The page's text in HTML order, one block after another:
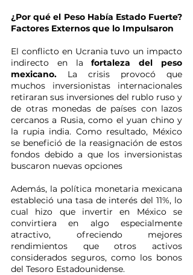
¿Por qué el Peso Había Estado Fuerte?
Factores Externos que lo Impulsaron
El conflicto en Ucrania tuvo un impacto
indirecto en la fortaleza del peso
mexicano. La crisis provocó que
muchos inversionistas internacionales
retiraran sus inversiones del rublo ruso y
de otras monedas de países con lazos
cercanos a Rusia, como el yuan chino y
la rupia india. Como resultado, México
se benefició de la reasignación de estos
fondos debido a que los inversionistas
buscaron nuevas opciones
Además, la política monetaria mexicana
estableció una tasa de interés del 11%, lo
cual hizo que invertir en México se
convirtiera en algo especialmente
atractivo, ofreciendo mejores
rendimientos que otros activos
considerados seguros, como los bonos
del Tesoro Estadounidense.